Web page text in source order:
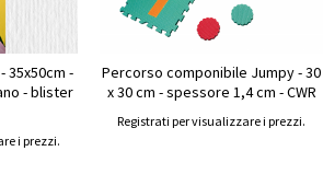
35x50cm -
- blister
i prezzi.
Percorso componibile Jumpy - 30
x 30 cm - spessore 1,4 cm - CWR
Registrati per visualizzare i prezzi.